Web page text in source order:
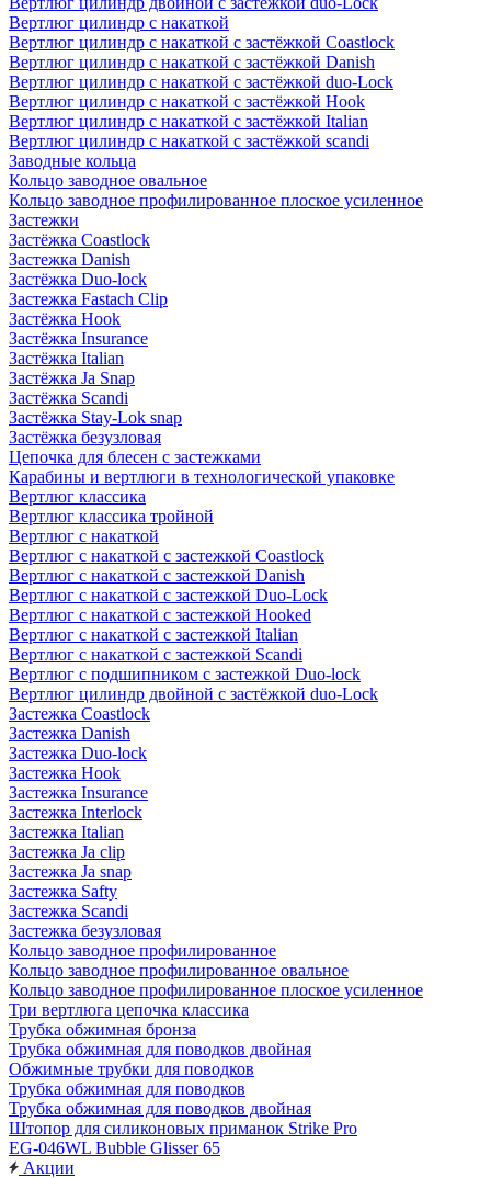
Вертлюг цилиндр с накаткой
Вертлюг цилиндр с накаткой с застёжкой Coastlock
Вертлюг цилиндр с накаткой с застёжкой Danish
Вертлюг цилиндр с накаткой с застёжкой duo-Lock
Вертлюг цилиндр с накаткой с застёжкой Hook
Вертлюг цилиндр с накаткой с застёжкой Italian
Вертлюг цилиндр с накаткой с застёжкой scandi
Заводные кольца
Кольцо заводное овальное
Кольцо заводное профилированное плоское усиленное
Застежки
Застёжка Coastlock
Застежка Danish
Застёжка Duo-lock
Застежка Fastach Clip
Застёжка Hook
Застёжка Insurance
Застёжка Italian
Застёжка Ja Snap
Застёжка Scandi
Застёжка Stay-Lok snap
Застёжка безузловая
Цепочка для блесен с застежками
Карабины и вертлюги в технологической упаковке
Вертлюг классика
Вертлюг классика тройной
Вертлюг с накаткой
Вертлюг с накаткой с застежкой Coastlock
Вертлюг с накаткой с застежкой Danish
Вертлюг с накаткой с застежкой Duo-Lock
Вертлюг с накаткой с застежкой Hooked
Вертлюг с накаткой с застежкой Italian
Вертлюг с накаткой с застежкой Scandi
Вертлюг с подшипником с застежкой Duo-lock
Вертлюг цилиндр двойной с застёжкой duo-Lock
Застежка Coastlock
Застежка Danish
Застежка Duo-lock
Застежка Hook
Застежка Insurance
Застежка Interlock
Застежка Italian
Застежка Ja clip
Застежка Ja snap
Застежка Safty
Застежка Scandi
Застежка безузловая
Кольцо заводное профилированное
Кольцо заводное профилированное овальное
Кольцо заводное профилированное плоское усиленное
Три вертлюга цепочка классика
Трубка обжимная бронза
Трубка обжимная для поводков двойная
Обжимные трубки для поводков
Трубка обжимная для поводков
Трубка обжимная для поводков двойная
Штопор для силиконовых приманок Strike Pro
EG-046WL Bubble Glisser 65
Акции